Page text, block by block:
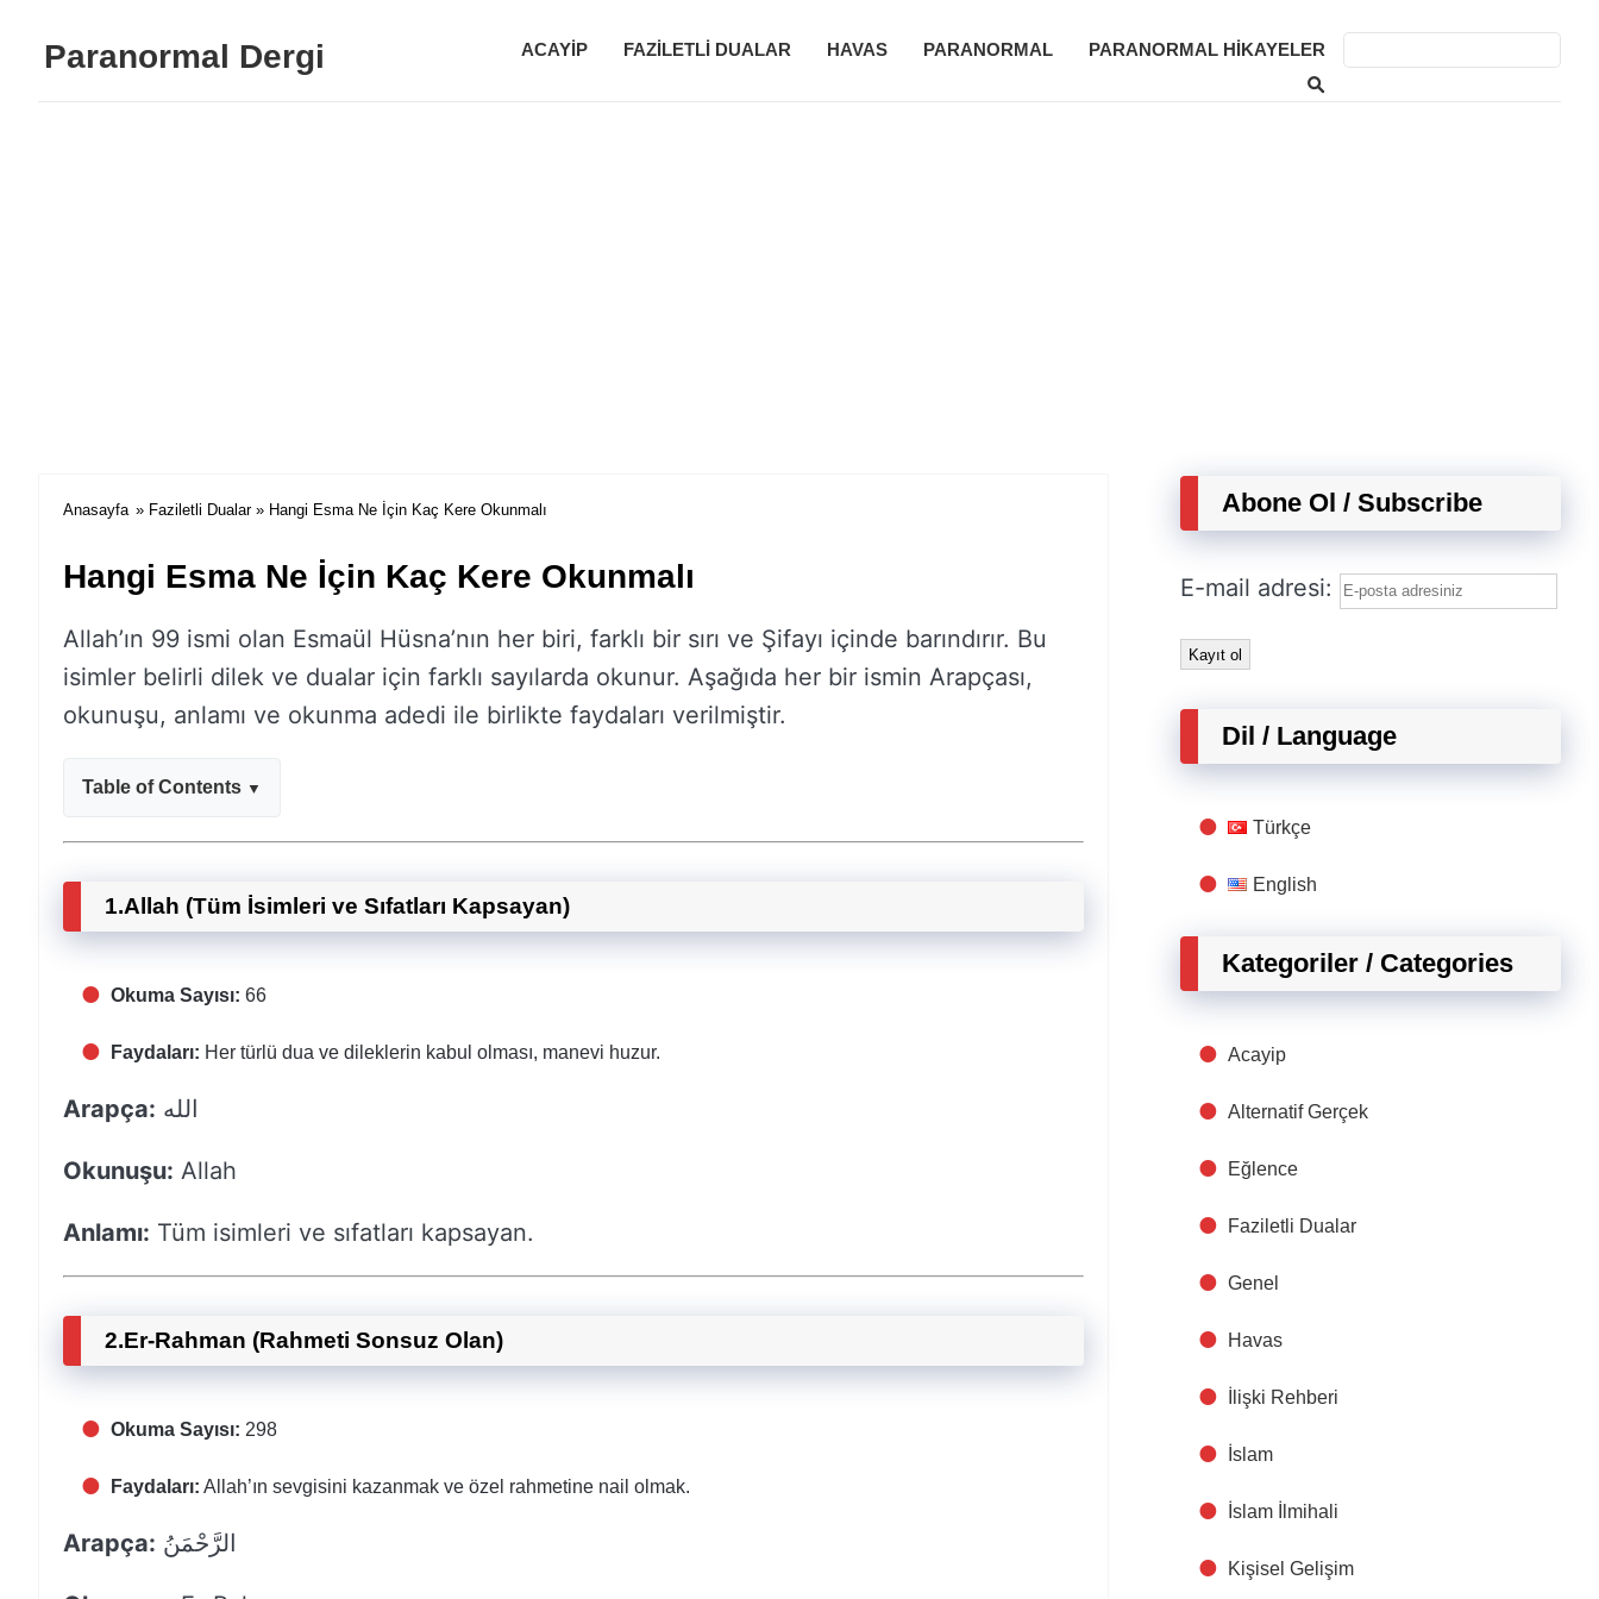
Paranormal Dergi ACAYIP FAZILETLI DUALAR HAVAS PARANORMAL PARANORMAL HIKAYELER
Anasayfa » Faziletli Dualar» Hangi Esma Ne İçin Kaç Kere Okunmalı
Hangi Esma Ne İçin Kaç Kere Okunmalı
Allah’ın 99 ismi olan Esmaül Hüsna’nın her biri, farklı bir sırı ve Şifayı içinde barındırır. Bu
isimler belirli dilek ve dualar için farklı sayılarda okunur. Aşağıda her bir ismin Arapçası,
okunuşu, anlamı ve okunma adedi ile birlikte faydaları verilmiştir.
Table of Contents
1.Allah (Tüm İsimleri ve Sıfatları Kapsayan)
Okuma Sayısı: 66
Faydaları: Her türlü dua ve dileklerin kabul olması, manevi huzur.
Arapça: الله
Okunuşu: Allah
Anlamı: Tüm isimleri ve sıfatları kapsayan.
2.Er-Rahman (Rahmeti Sonsuz Olan)
Okuma Sayısı: 298
Faydaları: Allah’ın sevgisini kazanmak ve özel rahmetine nail olmak.
Arapça: الرَّحْمَنُ
Abone Ol / Subscribe
E-mail adresi:
Dil / Language
Türkçe
English
Kategoriler / Categories
Acayip
Alternatif Gerçek
Eğlence
Faziletli Dualar
Genel
Havas
İlişki Rehberi
İslam
İslam İlmihali
Kişisel Gelişim